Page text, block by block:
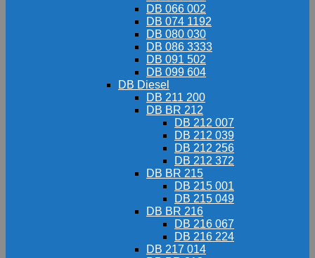
DB 066 002
DB 074 1192
DB 080 030
DB 086 3333
DB 091 502
DB 099 604
DB Diesel
DB 211 200
DB BR 212
DB 212 007
DB 212 039
DB 212 256
DB 212 372
DB BR 215
DB 215 001
DB 215 049
DB BR 216
DB 216 067
DB 216 224
DB 217 014